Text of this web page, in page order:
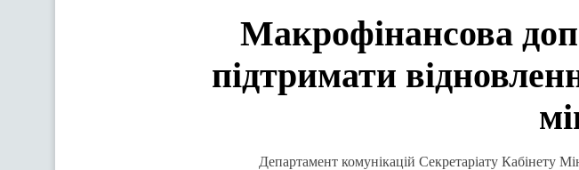
Макрофінансова
підтримати
Департамент комунікацій Секретаріату Кабінету